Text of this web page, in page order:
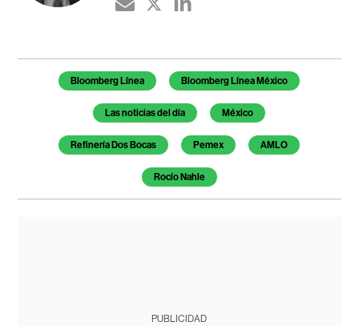
Temas de este artículo
Bloomberg Línea Bloomberg Línea México
Las noticias del día México
Refinería Dos Bocas Pemex AMLO
Rocío Nahle
PUBLICIDAD